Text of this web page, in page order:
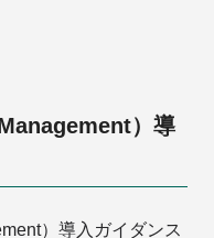
）導
）導入ガイダンス